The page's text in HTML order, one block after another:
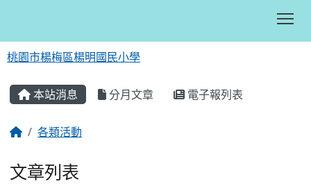
桃園市楊梅區楊明國民小學
本站消息 分月文章 電子報列表
各類活動
文章列表